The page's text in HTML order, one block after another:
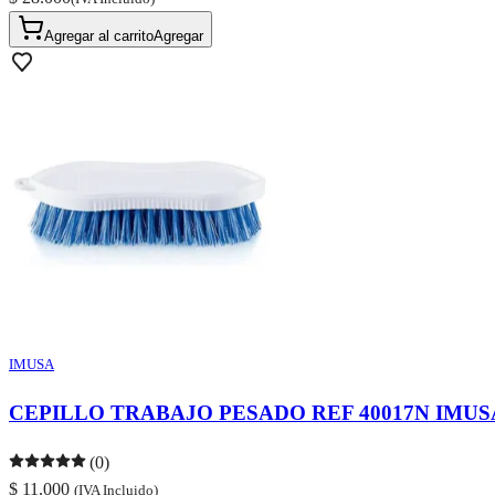
Agregar al carritoAgregar
IMUSA
CEPILLO TRABAJO PESADO REF 40017N
(0)
$ 11.000 (IVA Incluido)